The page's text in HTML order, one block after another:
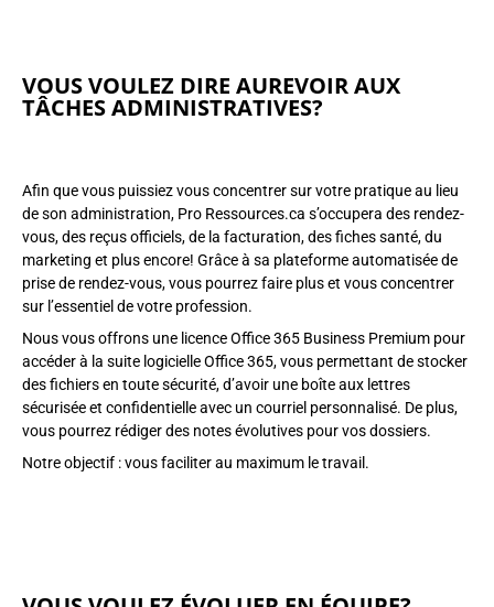
VOUS VOULEZ DIRE AUREVOIR AUX
TÂCHES ADMINISTRATIVES?
Afin que vous puissiez vous concentrer sur votre pratique au lieu
de son administration, Pro Ressources.ca s’occupera des rendez-
vous, des reçus officiels, de la facturation, des fiches santé, du
marketing et plus encore! Grâce à sa plateforme automatisée de
prise de rendez-vous, vous pourrez faire plus et vous concentrer
sur l’essentiel de votre profession.
Nous vous offrons une licence Office 365 Business Premium pour
accéder à la suite logicielle Office 365, vous permettant de stocker
des fichiers en toute sécurité, d’avoir une boîte aux lettres
sécurisée et confidentielle avec un courriel personnalisé. De plus,
vous pourrez rédiger des notes évolutives pour vos dossiers.
Notre objectif : vous faciliter au maximum le travail.